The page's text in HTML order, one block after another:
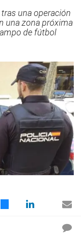
una operación
una zona próxima
de fútbol